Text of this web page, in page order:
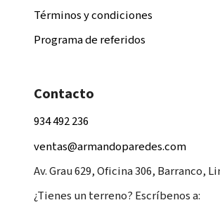
Términos y condiciones
Programa de referidos
Contacto
934 492 236
ventas@armandoparedes.com
Av. Grau 629, Oficina 306, Barranco,
¿Tienes un terreno? Escríbenos a: